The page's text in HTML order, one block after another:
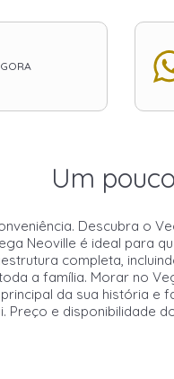
Um
Descubra o
Neoville é ideal para
completa,
a família. Morar no
da sua história
Preço e disponibilidade